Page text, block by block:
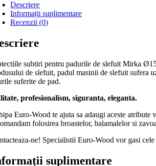
Descriere
Informații suplimentare
Recenzii (0)
subtiri pentru padurile de slefuit Mirka
de slefuit, padul masinii de slefuit sufera
suferite de pad.
profesionalism, siguranta, eleganta.
Euro-Wood te ajuta sa adaugi aceste
folosirea broastelor, balamalelor si
ne! Specialistii Euro-Wood vor gasi
suplimentare